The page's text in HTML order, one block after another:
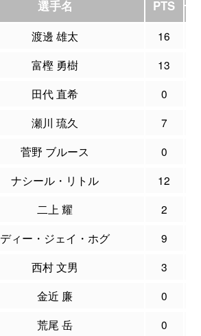
選手名 PTS
渡邊 雄太 16
富樫 勇樹 13
田代 直希 0
瀬川 琉久 7
菅野 ブルース 0
ナシール・リトル 12
二上 耀 2
ディー・ジェイ・ホグ 9
西村 文男 3
金近 廉 0
荒尾 岳 0